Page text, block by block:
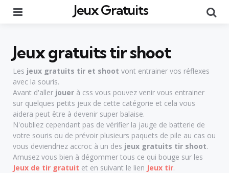
Jeux Gratuits
Jeux gratuits tir shoot
Les jeux gratuits tir et shoot vont entrainer vos réflexes
avec la souris.
Avant d'aller jouer à css vous pouvez venir vous entrainer
sur quelques petits jeux de cette catégorie et cela vous
aidera peut être à devenir super balaise.
N'oubliez cependant pas de vérifier la jauge de batterie de
votre souris ou de prévoir plusieurs paquets de pile au cas ou
vous deviendriez accroc à un des jeux gratuits tir shoot.
Amusez vous bien à dégommer tous ce qui bouge sur les
Jeux de tir gratuit et en suivant le lien Jeux tir.